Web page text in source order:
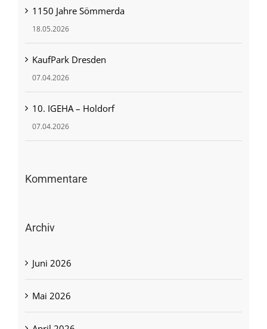
1150 Jahre Sömmerda
18.05.2026
KaufPark Dresden
07.04.2026
10. IGEHA – Holdorf
07.04.2026
Kommentare
Archiv
Juni 2026
Mai 2026